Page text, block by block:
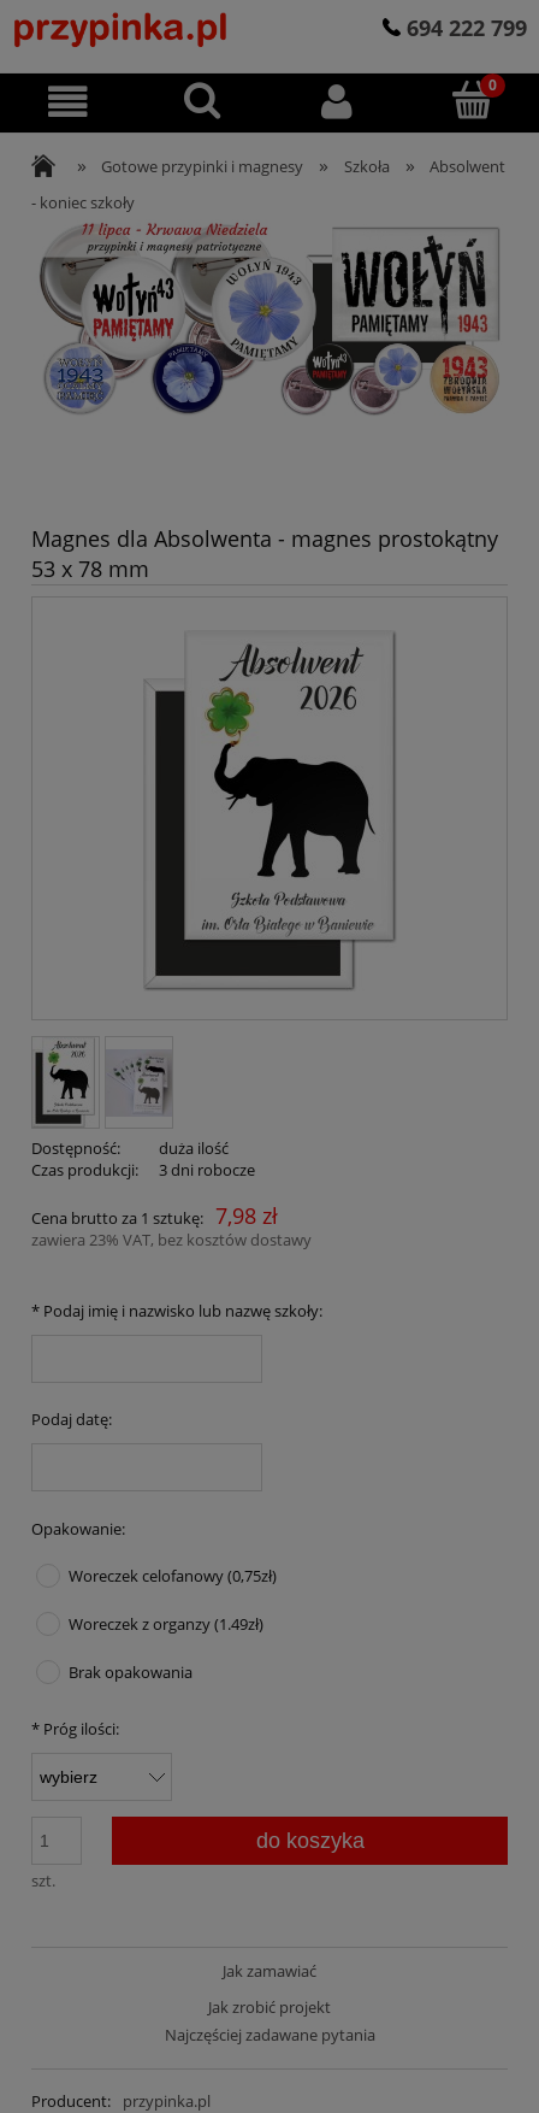
694 222 799
» Gotowe przypinki i magnesy » Szkoła »
Absolwent
- koniec szkoły
Magnes dla Absolwenta - magnes prostokątny
53 x 78 mm
Dostępność:
duża ilość
Czas produkcji:
3 dni robocze
Cena brutto za 1 sztukę: 7,98 zł
zawiera 23% VAT, bez kosztów dostawy
* Podaj imię i nazwisko lub nazwę szkoły:
Podaj datę:
Opakowanie:
Woreczek celofanowy (0,75zł)
Woreczek z organzy (1.49zł)
Brak opakowania
* Próg ilości:
szt.
do koszyka
Jak zamawiać
Jak zrobić projekt
Najczęściej zadawane pytania
Producent:
przypinka.pl